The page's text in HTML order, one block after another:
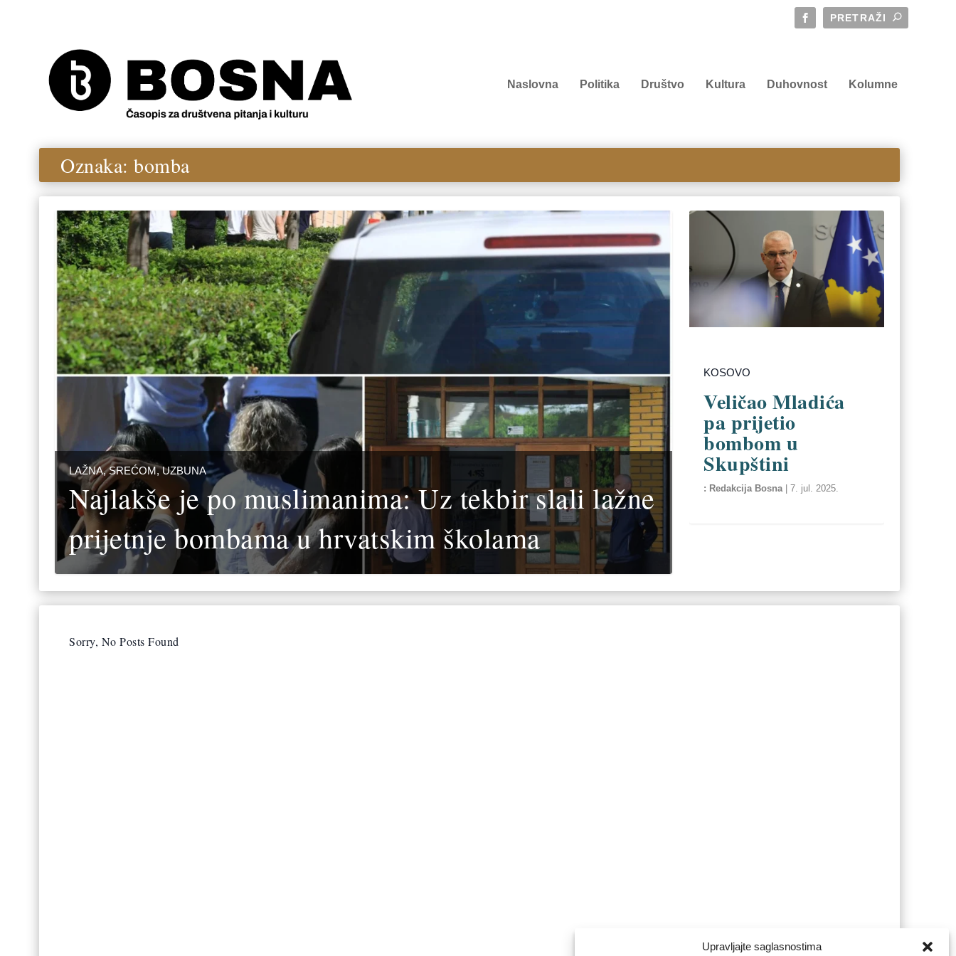
Upravljajte saglasnostima
Naslovna Politika Društvo Kultura Duhovnost Kolumne
Oznaka:bomba
LAŽNA, SREĆOM, UZBUNA
Najlakše je po muslimanima: Uz tekbir slali lažne
prijetnje bombama u hrvatskim školama
KOSOVO
Veličao Mladića
pa prijetio
bombom u
Skupštini
Redakcija Bosna |7. jul. 2025.
Sorry, No Posts Found